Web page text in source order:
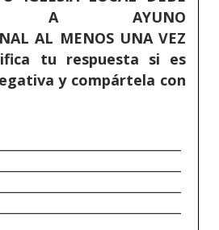
A AYUNO
AL MENOS UNA VEZ
tu respuesta si es
y compártela con